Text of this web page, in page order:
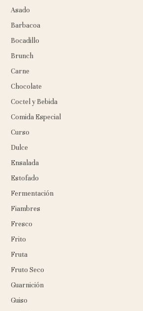
Asado
Barbacoa
Bocadillo
Brunch
Carne
Chocolate
Coctel y Bebida
Comida Especial
Curso
Dulce
Ensalada
Estofado
Fermentación
Fiambres
Fresco
Frito
Fruta
Fruto Seco
Guarnición
Guiso